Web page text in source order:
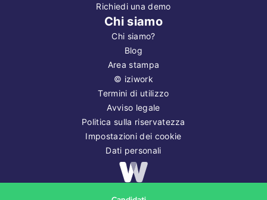
Richiedi una demo
Chi siamo
Chi siamo?
Blog
Area stampa
© iziwork
Termini di utilizzo
Avviso legale
Politica sulla riservatezza
Impostazioni dei cookie
Dati personali